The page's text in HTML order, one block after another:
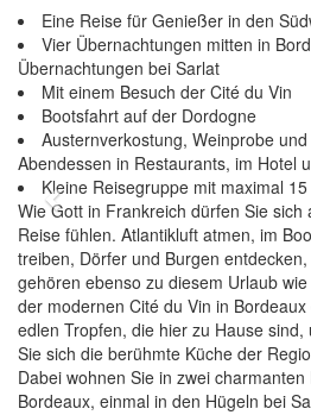
Eine Reise für Genießer in den
Vier Übernachtungen mitten in
Übernachtungen bei Sarlat
Mit einem Besuch der Cité du Vin
Bootsfahrt auf der Dordogne
Austernverkostung, Weinprobe
Abendessen in Restaurants, im Hotel
Kleine Reisegruppe mit maximal
Previous
Wie Gott in Frankreich dürfen Sie
Reise fühlen. Atlantikluft atmen, im
treiben, Dörfer und Burgen
gehören ebenso zu diesem Urlaub
der modernen Cité du Vin in
edlen Tropfen, die hier zu Hause
Sie sich die berühmte Küche der
Dabei wohnen Sie in zwei
Bordeaux, einmal in den Hügeln bei